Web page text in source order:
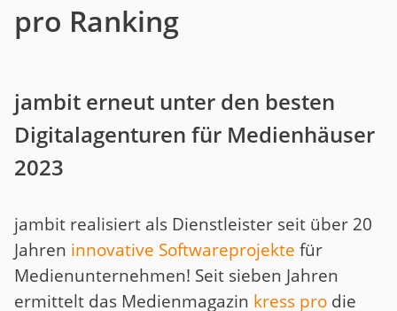
pro Ranking
jambit erneut unter den besten
Digitalagenturen für Medienhäuser
2023
jambit realisiert als Dienstleister seit über 20
Jahren innovative Softwareprojekte für
Medienunternehmen! Seit sieben Jahren
ermittelt das Medienmagazin kress pro die